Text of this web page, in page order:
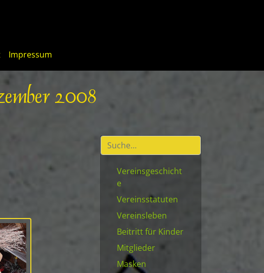
Impressum
2008
Vereinsgeschicht
e
Vereinsstatuten
Vereinsleben
Beitritt für Kinder
Mitglieder
Masken